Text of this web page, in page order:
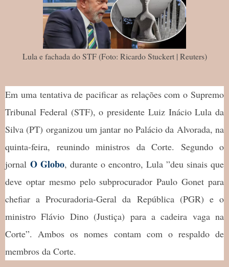
Lula e fachada do STF (Foto: Ricardo Stuckert | Reuters)
Em uma tentativa de pacificar as relações com o Supremo
Tribunal Federal (STF), o presidente Luiz Inácio Lula da
Silva (PT) organizou um jantar no Palácio da Alvorada, na
quinta-feira, reunindo ministros da Corte. Segundo o
jornal O Globo, durante o encontro, Lula ”deu sinais que
deve optar mesmo pelo subprocurador Paulo Gonet para
chefiar a Procuradoria-Geral da República (PGR) e o
ministro Flávio Dino (Justiça) para a cadeira vaga na
Corte”. Ambos os nomes contam com o respaldo de
membros da Corte.